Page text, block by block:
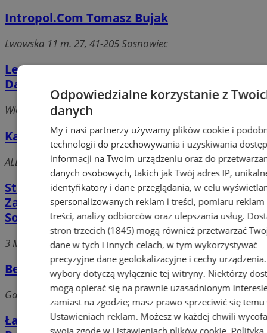
Intropol.Com Tomasz Bujak
Lwowska 11 m. 27, 41-205 Sosnowiec
Legis S.C. Kancelaria Finansowo-Księgowa
Danuta Okrajek Joanna Edelman-Skiba
Wiosenna 35, 41-214 Sosnowiec
Kancelaria Radcy Prawnego Mateusz Sław
ALEJA ZWYCIĘSTWA, 41-200 Sosnowiec
Stowarzyszenie Księgowych w Polsce
Zarząd Główny w Warszawie Oddział w
Sosnowcu
3 Maja 22, 41-200 Sosnowiec
Belmont Investments Paweł Bielecki
Gacka 107, 41-218 Sosnowiec
Ładowska-Gałka Iwona Kancelaria Radcy
Odpowiedzialne korzystanie z
danych
My i nasi partnerzy używamy plików cookie i
technologii do przechowywania i uzyskiwania
informacji na Twoim urządzeniu oraz do
danych osobowych, takich jak Twój adres IP,
identyfikatory i dane przeglądania, w celu
spersonalizowanych reklam i treści, pomiaru reklam
treści, analizy odbiorców oraz ulepszania usług.
stron trzecich (1845)mogą również przetwarzać
dane w tych i innych celach, w tym wykorzystywać
precyzyjne dane geolokalizacyjne i cechy
wybory dotyczą wyłącznie tej witryny. Niektórzy
mogą opierać się na prawnie uzasadnionym
zamiast na zgodzie; masz prawo sprzeciwić się temu
Ustawieniach reklam. Możesz w każdej chwili
swoją zgodę w Ustawieniach plików cookie. Polityka